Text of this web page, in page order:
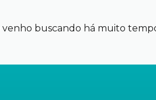
diferentes para
venho buscando há muito